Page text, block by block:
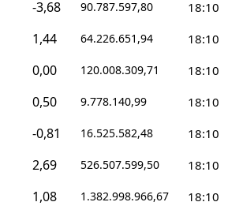
-3,68 90.787.597,80 18:10
1,44 64.226.651,94 18:10
0,00 120.008.309,71 18:10
0,50 9.778.140,99 18:10
-0,81 16.525.582,48 18:10
2,69 526.507.599,50 18:10
1,08 1.382.998.966,67 18:10